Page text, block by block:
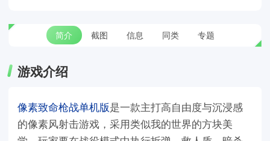
简介 截图 信息 同类 专题
游戏介绍
像素致命枪战单机版是一款主打高自由度与沉浸感
的像素风射击游戏，采用类似我的世界的方块美